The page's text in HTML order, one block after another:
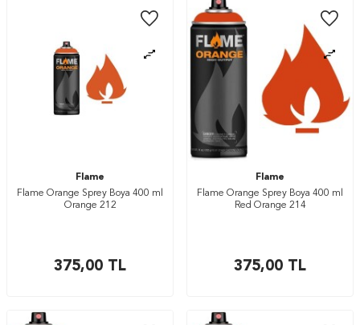
Flame
Flame Orange Sprey Boya 400 ml
Orange 212
375,00 TL
Flame
Flame Orange Sprey Boya 400 ml
Red Orange 214
375,00 TL